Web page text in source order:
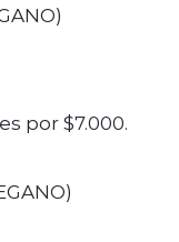
por $7.000.